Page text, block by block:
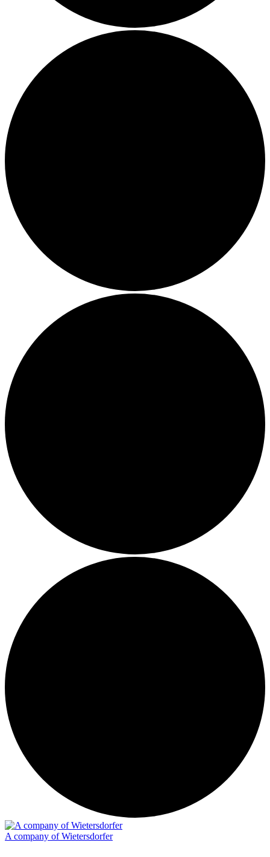
A company of Wietersdorfer